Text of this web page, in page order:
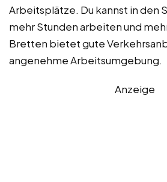
Arbeitsplätze. Du kannst in den
mehr Stunden arbeiten und
Bretten bietet gute
angenehme Arbeitsumgebung.
Anzeige